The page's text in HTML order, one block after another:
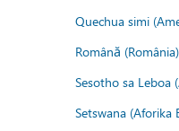
Quechua simi
Română (România)
Sesotho sa Leboa
Setswana (Aforika